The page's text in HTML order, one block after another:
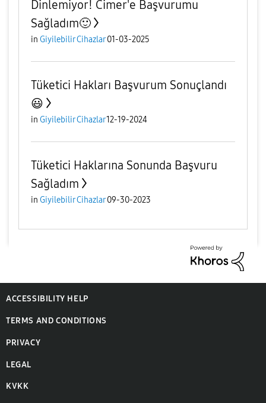
Dinlemiyor! Cimer'e Başvurumu
Sağladım🙂
in Giyilebilir Cihazlar 01-03-2025
Tüketici Hakları Başvurum Sonuçlandı
😃
in Giyilebilir Cihazlar12-19-2024
Tüketici Haklarına Sonunda Başvuru
Sağladım
in Giyilebilir Cihazlar 09-30-2023
ACCESSIBILITY HELP
TERMS AND CONDITIONS
PRIVACY
LEGAL
KVKK